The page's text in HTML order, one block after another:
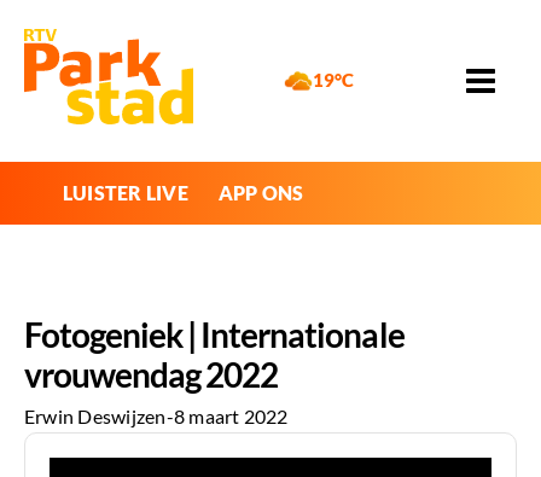
19°C
LUISTER LIVE APP ONS
Fotogeniek | Internationale
vrouwendag 2022
Erwin Deswijzen-8 maart 2022